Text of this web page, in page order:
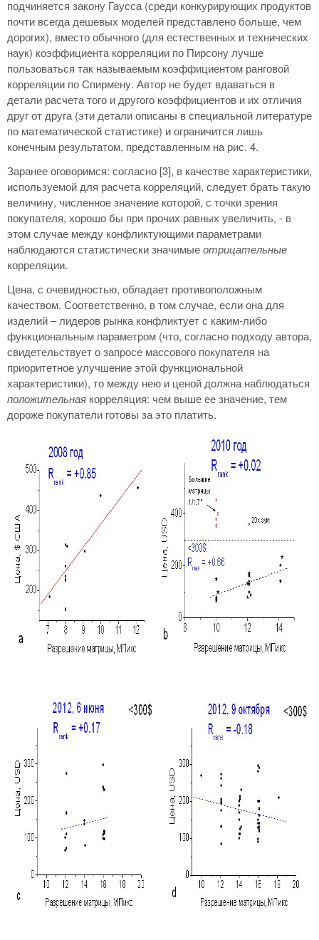
подчиняется закону Гаусса (среди конкурирующих продуктов
почти всегда дешевых моделей представлено больше, чем
дорогих), вместо обычного (для естественных и технических
наук) коэффициента корреляции по Пирсону лучше
пользоваться так называемым коэффициентом ранговой
корреляции по Спирмену. Автор не будет вдаваться в
детали расчета того и другого коэффициентов и их отличия
друг от друга (эти детали описаны в специальной литературе
по математической статистике) и ограничится лишь
конечным результатом, представленным на рис. 4.
Заранее оговоримся: согласно [3], в качестве характеристики,
используемой для расчета корреляций, следует брать такую
величину, численное значение которой, с точки зрения
покупателя, хорошо бы при прочих равных увеличить, - в
этом случае между конфликтующими параметрами
наблюдаются статистически значимыеотрицательные
корреляции.
Цена, с очевидностью, обладает противоположным
качеством. Соответственно, в том случае, если она для
изделий – лидеров рынка конфликтует с каким-либо
функциональным параметром (что, согласно подходу автора,
свидетельствует о запросе массового покупателя на
приоритетное улучшение этой функциональной
характеристики), то между нею и ценой должна наблюдаться
положительная корреляция: чем выше ее значение, тем
дороже покупатели готовы за это платить.